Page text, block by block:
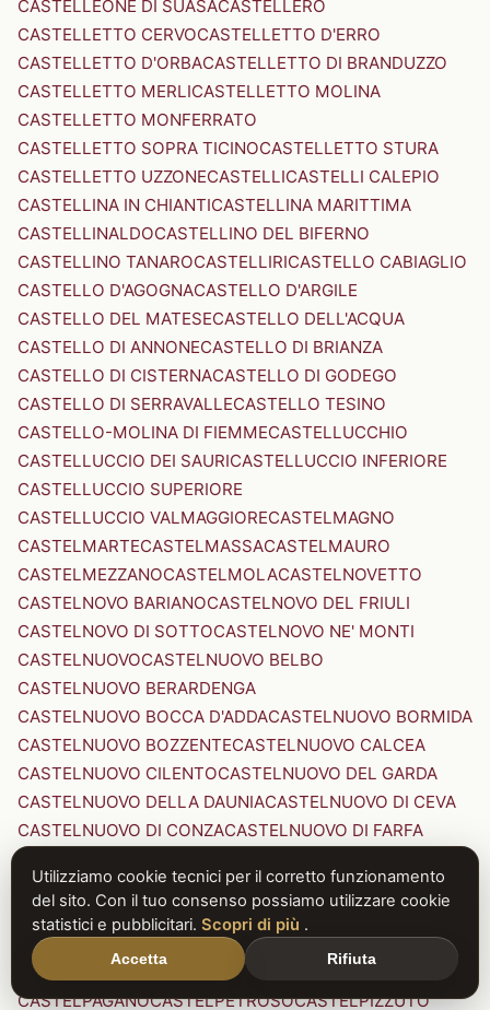
CASTELLEONE DI SUASACASTELLERO
CASTELLETTO CERVOCASTELLETTO D'ERRO
CASTELLETTO D'ORBACASTELLETTO DI BRANDUZZO
CASTELLETTO MERLICASTELLETTO MOLINA
CASTELLETTO MONFERRATO
CASTELLETTO SOPRA TICINOCASTELLETTO STURA
CASTELLETTO UZZONECASTELLICASTELLI CALEPIO
CASTELLINA IN CHIANTICASTELLINA MARITTIMA
CASTELLINALDOCASTELLINO DEL BIFERNO
CASTELLINO TANAROCASTELLIRICASTELLO CABIAGLIO
CASTELLO D'AGOGNACASTELLO D'ARGILE
CASTELLO DEL MATESECASTELLO DELL'ACQUA
CASTELLO DI ANNONECASTELLO DI BRIANZA
CASTELLO DI CISTERNACASTELLO DI GODEGO
CASTELLO DI SERRAVALLECASTELLO TESINO
CASTELLO-MOLINA DI FIEMMECASTELLUCCHIO
CASTELLUCCIO DEI SAURICASTELLUCCIO INFERIORE
CASTELLUCCIO SUPERIORE
CASTELLUCCIO VALMAGGIORECASTELMAGNO
CASTELMARTECASTELMASSACASTELMAURO
CASTELMEZZANOCASTELMOLACASTELNOVETTO
CASTELNOVO BARIANOCASTELNOVO DEL FRIULI
CASTELNOVO DI SOTTOCASTELNOVO NE' MONTI
CASTELNUOVOCASTELNUOVO BELBO
CASTELNUOVO BERARDENGA
CASTELNUOVO BOCCA D'ADDACASTELNUOVO BORMIDA
CASTELNUOVO BOZZENTECASTELNUOVO CALCEA
CASTELNUOVO CILENTOCASTELNUOVO DEL GARDA
CASTELNUOVO DELLA DAUNIACASTELNUOVO DI CEVA
CASTELNUOVO DI CONZACASTELNUOVO DI FARFA
CASTELNUOVO DI PORTO CASTELNUOVO DON BOSCO
CASTELNUOVO MAGRACASTELNUOVO NIGRA
CASTELNUOVO PARANOCASTELNUOVO RANGONE
CASTELNUOVO SCRIVIA
CASTELNUOVO VAL DI CECINA
CASTELPAGANOCASTELPETROSOCASTELPIZZUTO
Utilizziamo cookie tecnici per il corretto funzionamento
del sito. Con il tuo consenso possiamo utilizzare cookie
statistici e pubblicitari. Scopri di più .
Accetta Rifiuta